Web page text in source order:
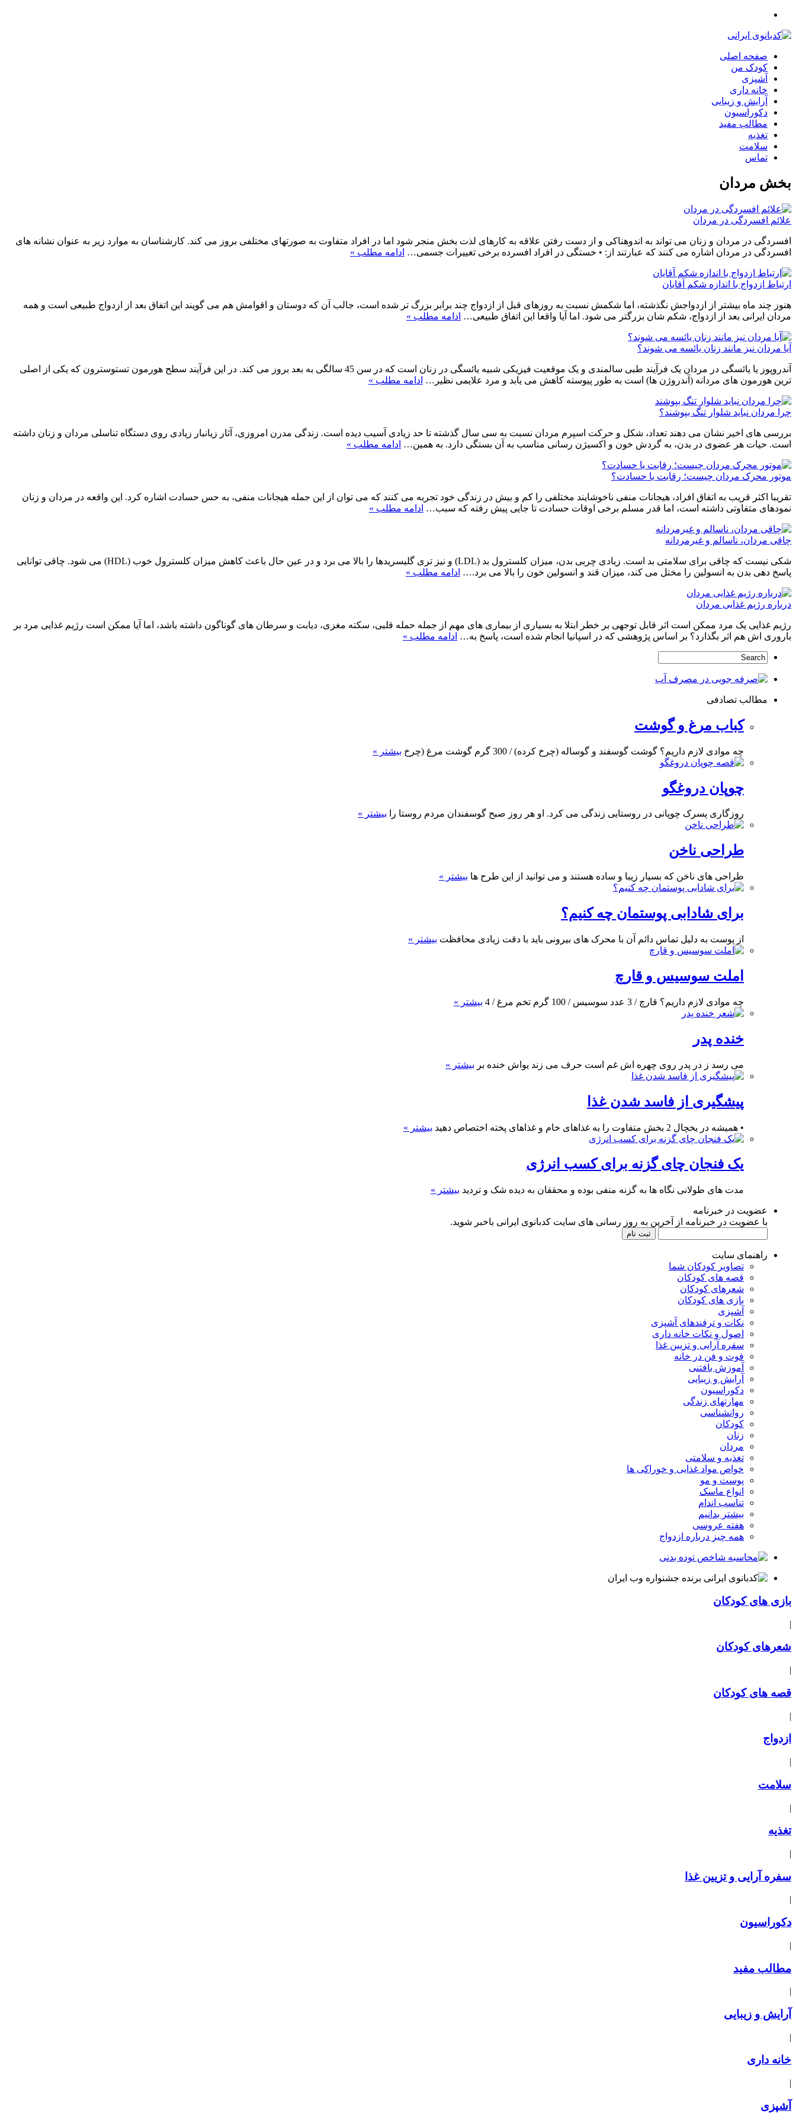
صفحه اصلی
کودک من
آشپزی
خانه داری
آرایش و زیبایی
دکوراسیون
مطالب مفید
تغذیه
سلامت
تماس
بخش مردان
علائم افسردگی در مردان
افسردگی در مردان و زنان می تواند به اندوهناکی و از دست رفتن علاقه به کارهای لذت بخش منجر شود اما در افراد متفاوت به صورتهای مختلفی بروز می کند. کارشناسان به موارد زیر به عنوان نشانه های
افسردگی در مردان اشاره می کنند که عبارتند از: • خستگی در افراد افسرده برخی تغییرات جسمی… ادامه مطلب »
ارتباط ازدواج با اندازه شکم آقایان
هنوز چند ماه بیشتر از ازدواجش نگذشته، اما شکمش نسبت به روزهای قبل از ازدواج چند برابر بزرگ تر شده است، جالب آن که دوستان و اقوامش هم می گویند این اتفاق بعد از ازدواج طبیعی است و همه
مردان ایرانی بعد از ازدواج، شکم شان بزرگتر می شود. اما آیا واقعا این اتفاق طبیعی… ادامه مطلب »
آیا مردان نیز مانند زنان یائسه می شوند؟
آندروپوز یا یائسگی در مردان یک فرآیند طبی سالمندی و یک موقعیت فیزیکی شبیه یائسگی در زنان است که در سن 45 سالگی به بعد بروز می کند. در این فرآیند سطح هورمون تستوسترون که یکی از اصلی
ترین هورمون های مردانه (آندروژن ها) است به طور پیوسته کاهش می یابد و مرد علایمی نظیر… ادامه مطلب »
چرا مردان نباید شلوار تنگ بپوشند؟
بررسی های اخیر نشان می دهند تعداد، شکل و حرکت اسپرم مردان نسبت به سی سال گذشته تا حد زیادی آسیب دیده است. زندگی مدرن امروزی، آثار زیانبار زیادی روی دستگاه تناسلی مردان و زنان داشته
است. حیات هر عضوی در بدن، به گردش خون و اکسیژن رسانی مناسب به آن بستگی دارد. به همین… ادامه مطلب »
موتور محرک مردان چیست؛ رقابت یا حسادت؟
تقریبا اکثر قریب به اتفاق افراد، هیجانات منفی ناخوشایند مختلفی را کم و بیش در زندگی خود تجربه می کنند که می توان از این جمله هیجانات منفی، به حس حسادت اشاره کرد. این واقعه در مردان و زنان
نمودهای متفاوتی داشته است، اما قدر مسلم برخی اوقات حسادت تا جایی پیش رفته که سبب… ادامه مطلب »
چاقی مردان، ناسالم و غیرمردانه
شکی نیست که چاقی برای سلامتی بد است. زیادی چربی بدن، میزان کلسترول بد (LDL) و نیز تری گلیسریدها را بالا می برد و در عین حال باعث کاهش میزان کلسترول خوب (HDL) می شود. چاقی توانایی
پاسخ دهی بدن به انسولین را مختل می کند، میزان قند و انسولین خون را بالا می برد.… ادامه مطلب »
درباره رژیم غذایی مردان
رژیم غذایی یک مرد ممکن است اثر قابل توجهی بر خطر ابتلا به بسیاری از بیماری های مهم از جمله حمله قلبی، سکته مغزی، دیابت و سرطان های گوناگون داشته باشد، اما آیا ممکن است رژیم غذایی مرد بر
باروری اش هم اثر بگذارد؟ بر اساس پژوهشی که در اسپانیا انجام شده است، پاسخ به… ادامه مطلب »
مطالب تصادفی
کباب مرغ و گوشت
چه موادی لازم داریم؟ گوشت گوسفند و گوساله (چرخ کرده) / 300 گرم گوشت مرغ (چرخ بیشتر »
چوپان دروغگو
روزگاری پسرک چوپانی در روستایی زندگی می کرد. او هر روز صبح گوسفندان مردم روستا را بیشتر »
طراحی ناخن
طراحی های ناخن که بسیار زیبا و ساده هستند و می توانید از این طرح ها بیشتر »
برای شادابی پوستمان چه کنیم؟
از پوست به دلیل تماس دائم آن با محرک های بیرونی باید با دقت زیادی محافظت بیشتر »
املت سوسیس و قارچ
چه موادی لازم داریم؟ قارچ / 3 عدد سوسیس / 100 گرم تخم مرغ / 4 بیشتر »
خنده پدر
می رسد ز در پدر روی چهره اش غم است حرف می زند یواش خنده بر بیشتر »
پیشگیری از فاسد شدن غذا
• همیشه در یخچال 2 بخش متفاوت را به غذاهای خام و غذاهای پخته اختصاص دهید بیشتر »
یک فنجان چای گزنه برای کسب انرژی
مدت های طولانی نگاه ها به گزنه منفی بوده و محققان به دیده شک و تردید بیشتر »
عضویت در خبرنامه
با عضویت در خبرنامه از آخرین به روز رسانی های سایت کدبانوی ایرانی باخبر شوید.
راهنمای سایت
تصاویر کودکان شما
قصه های کودکان
شعرهای کودکان
بازی های کودکان
آشپزی
نکات و ترفندهای آشپزی
اصول و نکات خانه داری
سفره آرایی و تزیین غذا
فوت و فن در خانه
آموزش بافتنی
آرایش و زیبایی
دکوراسیون
مهارتهای زندگی
روانشناسی
کودکان
زنان
مردان
تغذیه و سلامتی
خواص مواد غذایی و خوراکی ها
پوست و مو
انواع ماسک
تناسب اندام
بیشتر بدانیم
هفته عروسی
همه چیز درباره ازدواج
بازی های کودکان
|
شعرهای کودکان
|
قصه های کودکان
|
ازدواج
|
سلامت
|
تغذیه
|
سفره آرایی و تزیین غذا
|
دکوراسیون
|
مطالب مفید
|
آرایش و زیبایی
|
خانه داری
|
آشپزی